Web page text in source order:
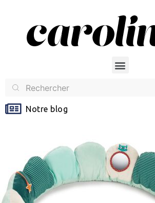
Notre blog